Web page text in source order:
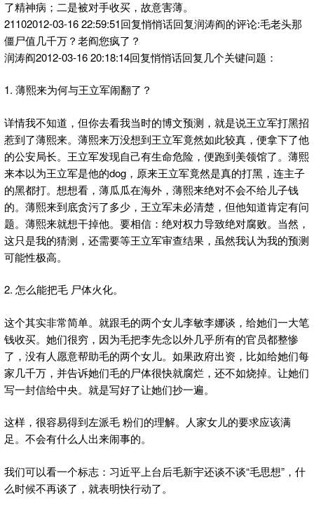
了精神病；二是被对手收买，故意害薄。
21102012-03-16 22:59:51回复悄悄话回复润涛阎的评论:毛老头那
僵尸值几千万？老阎您疯了？
润涛阎2012-03-16 20:18:14回复悄悄话回复几个关键问题：
1. 薄熙来为何与王立军闹翻了？
详情我不知道，但你去看我当时的博文预测，就是说王立军打黑招
惹到了薄熙来。薄熙来万没想到王立军竟然如此较真，便拿下了他
的公安局长。王立军发现自己有生命危险，便跑到美领馆了。薄熙
来本以为王立军是他的dog，原来王立军竟然是真的打黑，连主子
的黑都打。想想看，薄瓜瓜在海外，薄熙来绝对不会不给儿子钱
的。薄熙来到底贪污了多少，王立军未必清楚，但他知道肯定有问
题。薄熙来就想干掉他。要相信：绝对权力导致绝对腐败。当然，
这只是我的猜测，还需要等王立军审查结果，虽然我认为我的预测
可能性极高。
2. 怎么能把毛 尸体火化。
这个其实非常简单。就跟毛的两个女儿李敏李娜谈，给她们一大笔
钱收买。她们很穷，因为毛把李先念以外几乎所有的官员都整惨
了，没有人愿意帮助毛的两个女儿。如果政府出资，比如给她们每
家几千万，并告诉她们毛的尸体很快就腐烂，还不如烧掉。让她们
写一封信给中央。就是写好了让她们抄一遍。
这样，很容易得到左派毛 粉们的理解。人家女儿的要求应该满
足。不会有什么人出来闹事的。
我们可以看一个标志：习近平上台后毛新宇还谈不谈“毛思想”，什
么时候不再谈了，就表明快行动了。